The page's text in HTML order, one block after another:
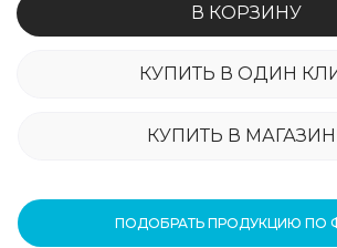
В КОРЗИНУ
КУПИТЬ В ОДИН
КУПИТЬ В
ПОДОБРАТЬ ПРОДУКЦИЮ ПО